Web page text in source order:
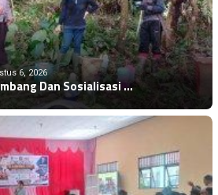
6, 2026
Dan Sosialisasi …